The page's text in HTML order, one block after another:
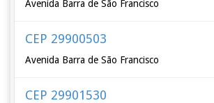
Avenida Barra de São Francisco
CEP 29900503
Avenida Barra de São Francisco
CEP 29901530